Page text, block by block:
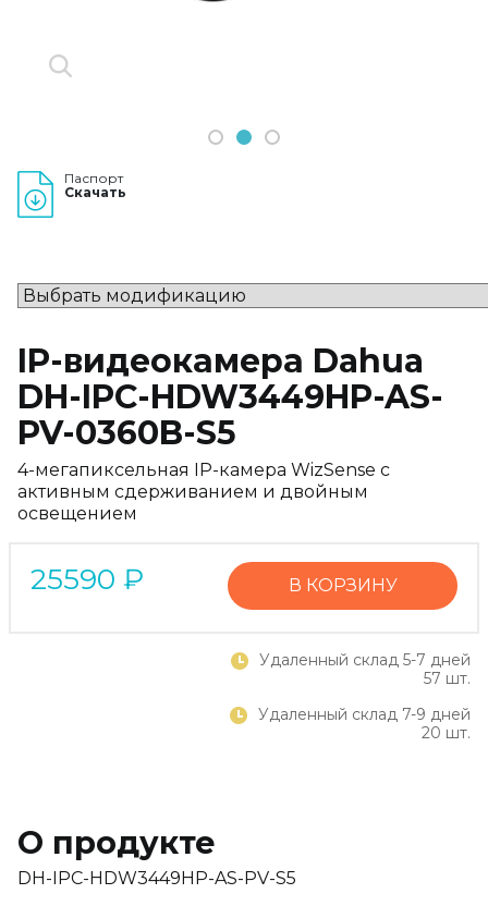
1 2 3
Паспорт
Скачать
IP-видеокамера Dahua
DH-IPC-HDW3449HP-AS-
PV-0360B-S5
4-мегапиксельная IP-камера WizSense с
активным сдерживанием и двойным
освещением
25590 ₽ В КОРЗИНУ
Удаленный склад 5-7 дней
57 шт.
Удаленный склад 7-9 дней
20 шт.
О продукте
DH-IPC-HDW3449HP-AS-PV-S5